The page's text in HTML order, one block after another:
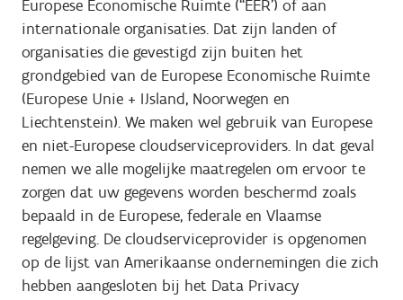
Europese Economische Ruimte (“EER’) of aan
internationale organisaties. Dat zijn landen of
organisaties die gevestigd zijn buiten het
grondgebied van de Europese Economische Ruimte
(Europese Unie + IJsland, Noorwegen en
Liechtenstein). We maken wel gebruik van Europese
en niet-Europese cloudserviceproviders. In dat geval
nemen we alle mogelijke maatregelen om ervoor te
zorgen dat uw gegevens worden beschermd zoals
bepaald in de Europese, federale en Vlaamse
regelgeving. De cloudserviceprovider is opgenomen
op de lijst van Amerikaanse ondernemingen die zich
hebben aangesloten bij het Data Privacy